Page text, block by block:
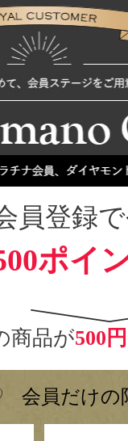
員登録
ポイ
商品が500
会員だけの